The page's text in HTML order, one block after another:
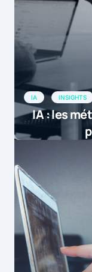
IA INSIGHTS
IA : les